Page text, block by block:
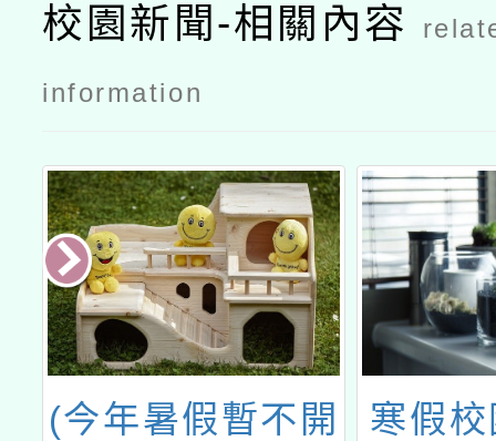
校園新聞-相關內容
information
(今年暑假暫不開
寒假